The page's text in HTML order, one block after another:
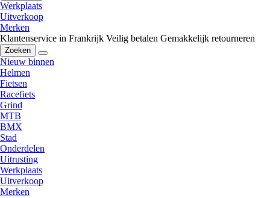
Werkplaats
Uitverkoop
Merken
Klantenservice in Frankrijk Veilig betalen Gemakkelijk retourneren
Zoeken
Nieuw binnen
Helmen
Fietsen
Racefiets
Grind
MTB
BMX
Stad
Onderdelen
Uitrusting
Werkplaats
Uitverkoop
Merken